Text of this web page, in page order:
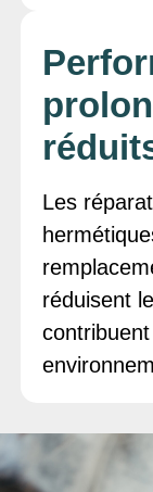
Les
réduisent